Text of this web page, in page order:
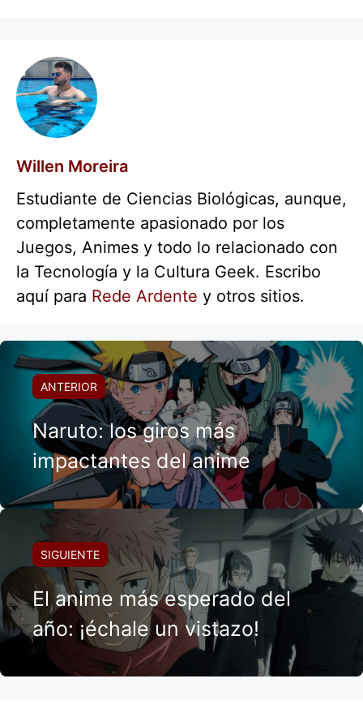
Willen Moreira
Estudiante de Ciencias Biológicas, aunque,
completamente apasionado por los
Juegos, Animes y todo lo relacionado con
la Tecnología y la Cultura Geek. Escribo
aquí para Rede Ardente y otros sitios.
ANTERIOR
Naruto: los giros más
impactantes del anime
SIGUIENTE
El anime más esperado del
año: ¡échale un vistazo!